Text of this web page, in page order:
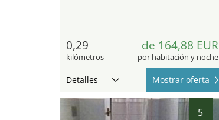
0,29
kilómetros
de 164,88 EUR
por habitación y noche
Detalles Mostrar oferta
5